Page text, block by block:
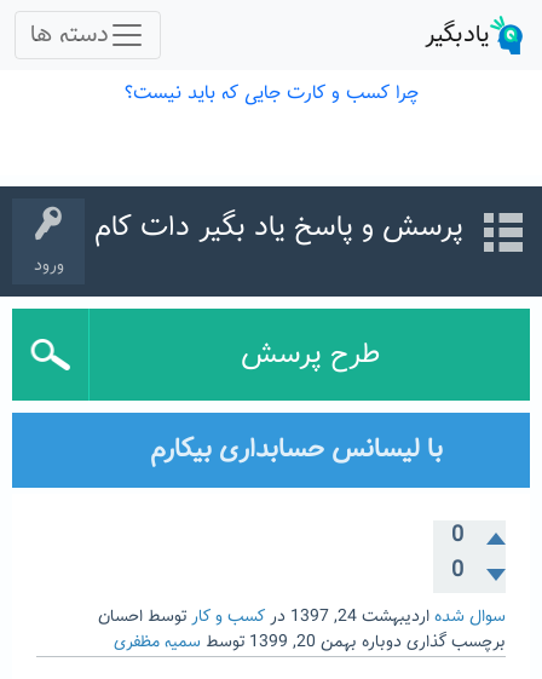
ورود
پرسش و پاسخ یاد بگیر دات کام
طرح پرسش
با لیسانس حسابداری بیکارم
0
0
سوال شدهاردیبهشت 24, 1397 درکسب و کارتوسط احسان
برچسب گذاری دوباره بهمن 20, 1399 توسط سمیه مظفری